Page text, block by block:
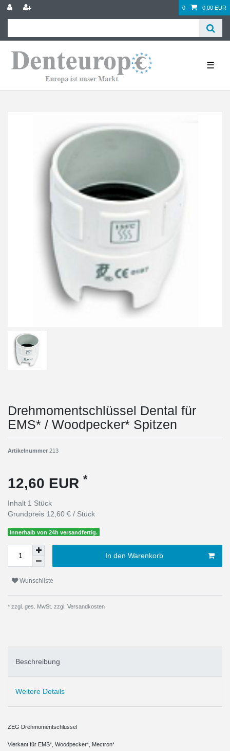
0 0,00 EUR
☰
Drehmomentschlüssel Dental für
EMS* / Woodpecker* Spitzen
Artikelnummer 213
12,60 EUR *
Inhalt 1 Stück
Grundpreis 12,60 € / Stück
Innerhalb von 24h versandfertig.
In den Warenkorb
Wunschliste
* zzgl. ges. MwSt. zzgl. Versandkosten
Beschreibung
Weitere Details
ZEG Drehmomentschlüssel
Vierkant für EMS*, Woodpecker*, Mectron*